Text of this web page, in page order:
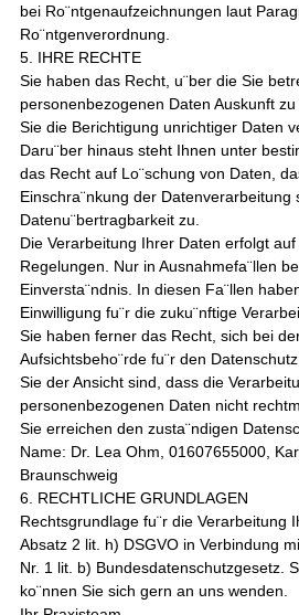
bei Ro¨ntgenaufzeichnungen laut
Ro¨ntgenverordnung.
5. IHRE RECHTE
Sie haben das Recht, u¨ber die Sie
personenbezogenen Daten Auskunft
Sie die Berichtigung unrichtiger Daten
Daru¨ber hinaus steht Ihnen unter
das Recht auf Lo¨schung von Daten,
Einschra¨nkung der Datenverarbeitung
Datenu¨bertragbarkeit zu.
Die Verarbeitung Ihrer Daten erfolgt
Regelungen. Nur in Ausnahmefa¨llen
Einversta¨ndnis. In diesen Fa¨llen
Einwilligung fu¨r die zuku¨nftige
Sie haben ferner das Recht, sich bei
Aufsichtsbeho¨rde fu¨r den
Sie der Ansicht sind, dass die
personenbezogenen Daten nicht
Sie erreichen den zusta¨ndigen
Name: Dr. Lea Ohm, 01607655000,
Braunschweig
6. RECHTLICHE GRUNDLAGEN
Rechtsgrundlage fu¨r die Verarbeitung
Absatz 2 lit. h) DSGVO in Verbindung
Nr. 1 lit. b) Bundesdatenschutzgesetz.
ko¨nnen Sie sich gern an uns wenden.